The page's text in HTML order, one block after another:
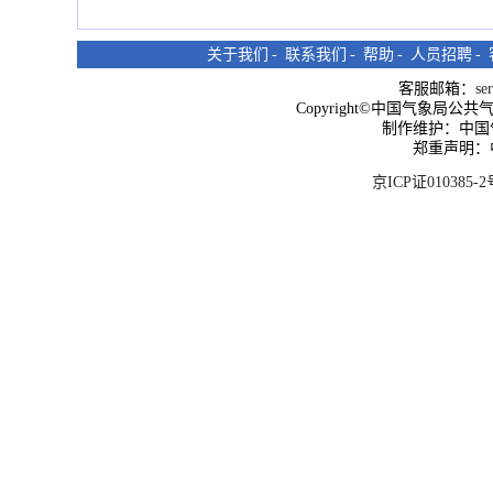
关于我们 - 联系我们 - 帮助 - 人员招聘 -
客服邮箱：
Copyright©中国气象局公共
制作维护：中
郑重声明
京ICP证010385-2